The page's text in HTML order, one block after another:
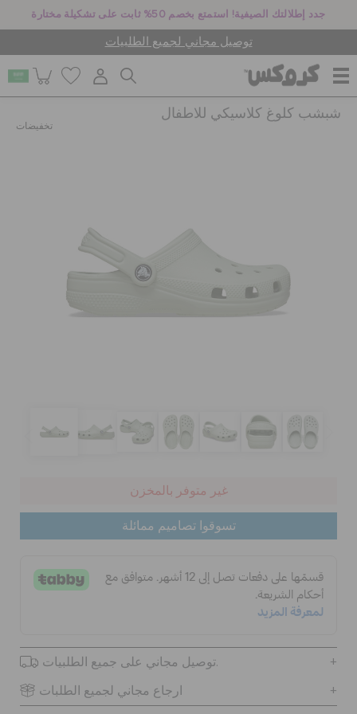
جدد إطلالتك الصيفية! استمتع بخصم 50% ثابت على تشكيلة مختارة
توصيل مجاني لجميع الطلبيات
للنساء
جيبيتز تشارمز
تسجيل الدخول / اشتراك
شبشب كلوغ كلاسيكي للاطفال
تخفيضات
غير متوفر بالمخزن
تسوقوا تصاميم ممائلة
توصيل مجاني على جميع الطلبيات.
ارجاع مجاني لجميع الطلبات